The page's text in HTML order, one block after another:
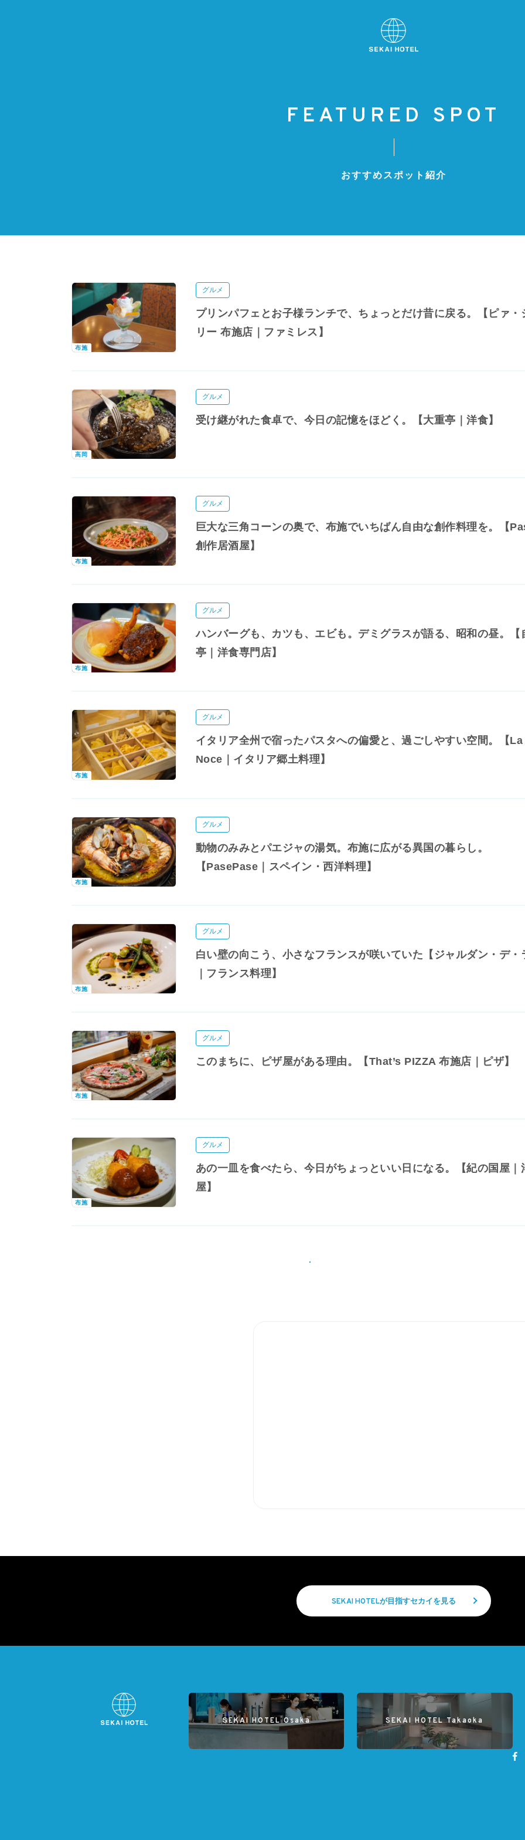
FEATURED SPOT
おすすめスポット紹介
布施
グルメ
プリンパフェとお子様ランチで、ちょっとだけ昔に戻る。【ピァ・
リー 布施店｜ファミレス】
高岡
グルメ
受け継がれた食卓で、今日の記憶をほどく。【大重亭｜洋食】
布施
グルメ
巨大な三角コーンの奥で、布施でいちばん自由な創作料理を。【
創作居酒屋】
布施
グルメ
ハンバーグも、カツも、エビも。デミグラスが語る、昭和の昼。【
亭｜洋食専門店】
布施
グルメ
イタリア全州で宿ったパスタへの偏愛と、過ごしやすい空間。【La
Noce｜イタリア郷土料理】
布施
グルメ
動物のみみとパエジャの湯気。布施に広がる異国の暮らし。
【PasePase｜スペイン・西洋料理】
布施
グルメ
白い壁の向こう、小さなフランスが咲いていた【ジャルダン・デ・
｜フランス料理】
布施
グルメ
このまちに、ピザ屋がある理由。【That’s PIZZA 布施店｜ピザ】
布施
グルメ
あの一皿を食べたら、今日がちょっといい日になる。【紀の国屋｜
屋】
SEKAI HOTELが目指すセカイを見る
SEKAI HOTEL Osaka SEKAI HOTEL Takaoka